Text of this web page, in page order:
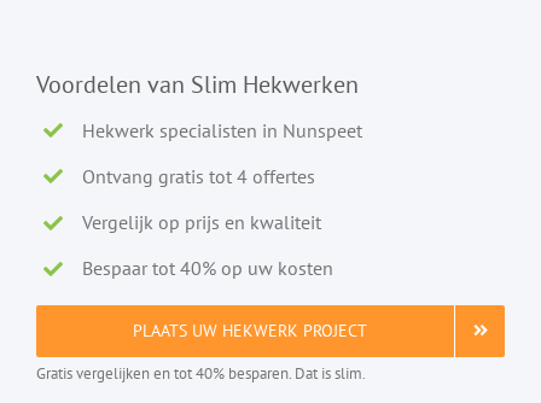
Voordelen van Slim Hekwerken
Hekwerk specialisten in Nunspeet
Ontvang gratis tot 4 offertes
Vergelijk op prijs en kwaliteit
Bespaar tot 40% op uw kosten
PLAATS UW HEKWERK PROJECT
Gratis vergelijken en tot 40% besparen. Dat is slim.